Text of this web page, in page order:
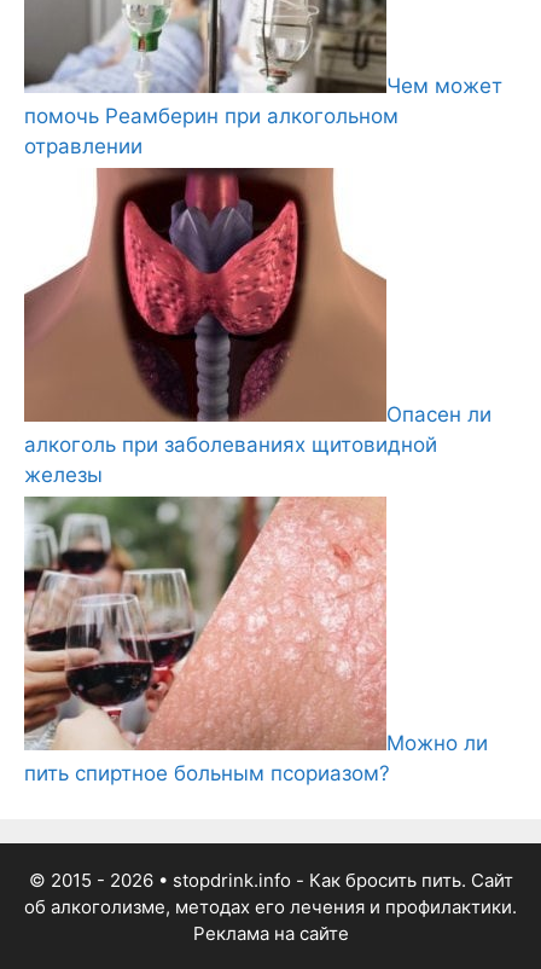
Чем может
помочь Реамберин при алкогольном
отравлении
Опасен ли
алкоголь при заболеваниях щитовидной
железы
Можно ли
пить спиртное больным псориазом?
© 2015 - 2026• stopdrink.info - Как бросить пить. Сайт
об алкоголизме, методах его лечения и профилактики.
Реклама на сайте